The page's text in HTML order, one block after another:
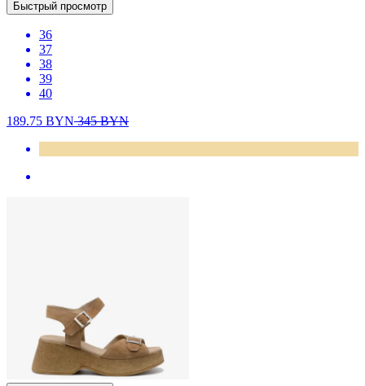
Быстрый просмотр
36
37
38
39
40
189.75 BYN345BYN